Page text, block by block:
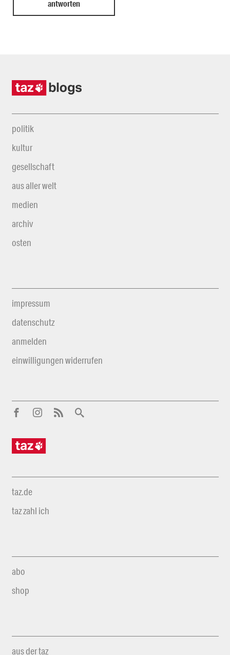
politik
kultur
gesellschaft
aus aller welt
medien
archiv
osten
impressum
datenschutz
anmelden
einwilligungen widerrufen
taz.de
taz zahl ich
abo
shop
aus der taz